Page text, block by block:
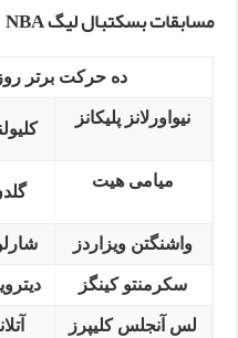
مسابقات بسکتبال لیگ NBA
ده حرکت برتر روز
نیواورلانز پلیکانز
میامی هیت
واشنگتن ویزاردز
سکرمنتو کینگز
لس آنجلس کلیپرز